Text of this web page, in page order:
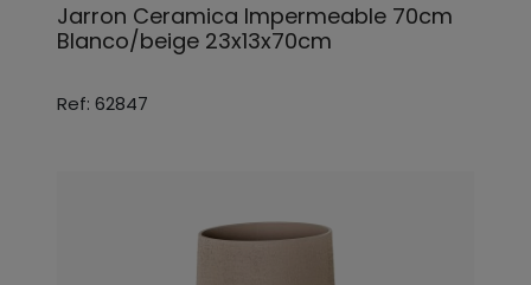
Jarron Ceramica Impermeable 70cm
Blanco/beige 23x13x70cm
Ref: 62847